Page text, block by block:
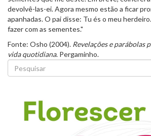
devolvê-las-ei. Agora mesmo estão a ficar
apanhadas. O pai disse: Tu és o meu
fazer com as sementes."
Fonte: Osho (2004). Revelações e parábolas
vida quotidiana. Pergaminho.
Formulário
de